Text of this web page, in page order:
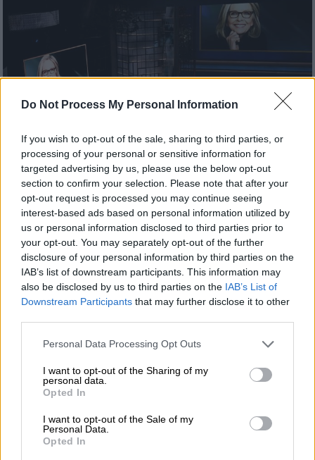
Do Not Process My Personal Information
If you wish to opt-out of the sale, sharing to third parties, or
processing of your personal or sensitive information for
targeted advertising by us, please use the below opt-out
section to confirm your selection. Please note that after your
opt-out request is processed you may continue seeing
interest-based ads based on personal information utilized by
us or personal information disclosed to third parties prior to
your opt-out. You may separately opt-out of the further
disclosure of your personal information by third parties on the
IAB’s list of downstream participants. This information may
also be disclosed by us to third parties on the IAB’s List of
Downstream Participants that may further disclose it to other
Please note that this website/app uses one or more Google
not limited to your visit or usage behaviour. You may click to
grant or deny consent to Google and its third-party tags to
use your data for below specified purposes in below Google
consent section.
Personal Data Processing Opt Outs
I want to opt-out of the Sharing of my
personal data.
Opted In
I want to opt-out of the Sale of my
Personal Data.
Opted In
Σινεμά| 16.03.2026 11:20
Σημαντικές απουσίες από το «In
Memoriam» των 'Οσκαρ παρά τη
διευρημένη διάρκειά του
Το καθιερωμένο αφιέρωμα στους
εκλιπόντες καλλιτέχνες είχε πολλές
απουσίες